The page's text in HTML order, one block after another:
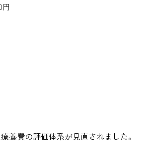
養費の評価体系が見直されました。